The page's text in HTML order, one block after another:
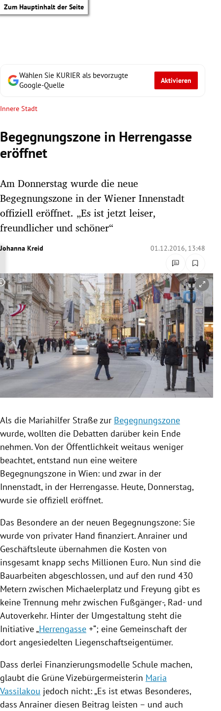
Zum Hauptinhalt der Seite
Untermenü
Untermenü
Untermenü
Untermenü
Untermenü
Untermenü
Untermenü
Untermenü
Untermenü
Wählen Sie KURIER als bevorzugte
Google-Quelle
Aktivieren
Innere Stadt
Begegnungszone in Herrengasse
eröffnet
Am Donnerstag wurde die neue
Begegnungszone in der Wiener Innenstadt
offiziell eröffnet. „Es ist jetzt leiser,
freundlicher und schöner“
Johanna Kreid 01.12.2016, 13:48
Copyright-Hinweis öffnen/schließen
Als die Mariahilfer Straßezur Begegnungszone
wurde, wollten die Debatten darüber kein Ende
nehmen. Von der Öffentlichkeit weitaus weniger
beachtet, entstand nun eine weitere
Begegnungszone in Wien: und zwar in der
Innenstadt, in der Herrengasse. Heute, Donnerstag,
wurde sie offiziell eröffnet.
Das Besondere an der neuen Begegnungszone: Sie
wurde von privater Hand finanziert. Anrainer und
Geschäftsleute übernahmen die Kosten von
insgesamt knapp sechs Millionen Euro. Nun sind die
Bauarbeiten abgeschlossen, und auf den rund 430
Metern zwischen Michaelerplatz und Freyung gibt es
keine Trennung mehr zwischen Fußgänger-, Rad- und
Autoverkehr. Hinter der Umgestaltung steht die
Initiative „Herrengasse +“; eine Gemeinschaft der
dort angesiedelten Liegenschaftseigentümer.
Dass derlei Finanzierungsmodelle Schule machen,
glaubt die Grüne Vizebürgermeisterin Maria
Vassilakou jedoch nicht: „Es ist etwas Besonderes,
dass Anrainer diesen Beitrag leisten – und auch